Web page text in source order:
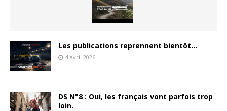
Les publications reprennent bientôt…
4 avril 2026
DS N°8 : Oui, les français vont parfois trop
loin.